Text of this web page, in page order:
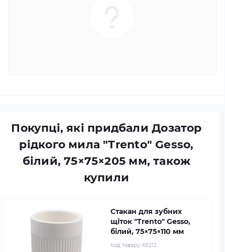
Покупці, які придбали Дозатор
рідкого мила "Trento" Gesso,
білий, 75×75×205 мм, також
купили
Стакан для зубних
щіток "Trento" Gesso,
білий, 75×75×110 мм
Код товару: 65212